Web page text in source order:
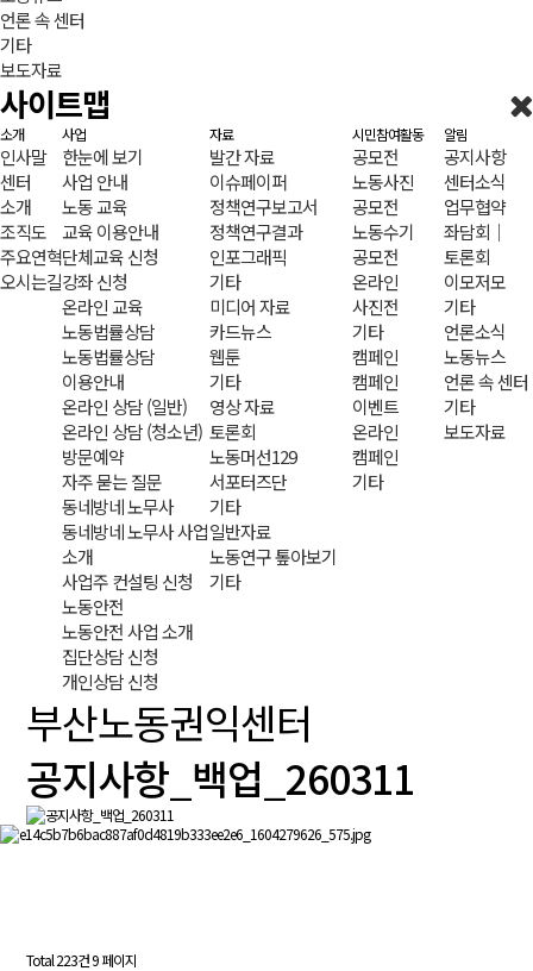
언론 속 센터
기타
보도자료
사이트맵
소개
인사말
센터
소개
조직도
주요연혁
오시는길
사업
한눈에 보기
사업 안내
노동 교육
교육 이용안내
단체교육 신청
강좌 신청
온라인 교육
노동법률상담
노동법률상담
이용안내
온라인 상담 (일반)
온라인 상담 (청소년)
방문예약
자주 묻는 질문
동네방네 노무사
동네방네 노무사 사업
소개
사업주 컨설팅 신청
노동안전
노동안전 사업 소개
집단상담 신청
개인상담 신청
자료
발간 자료
이슈페이퍼
정책연구보고서
정책연구결과
인포그래픽
기타
미디어 자료
카드뉴스
웹툰
기타
영상 자료
토론회
노동머선129
서포터즈단
기타
일반자료
노동연구 톺아보기
기타
시민참여활동
공모전
노동사진
공모전
노동수기
공모전
온라인
사진전
기타
캠페인
캠페인
이벤트
온라인
캠페인
기타
알림
공지사항
센터소식
업무협약
좌담회｜
토론회
이모저모
기타
언론소식
노동뉴스
언론 속 센터
기타
보도자료
부산노동권익센터
공지사항_백업_260311
Total 223건9 페이지